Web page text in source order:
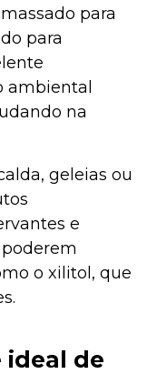
para
para
na
geleias ou
e
o xilitol, que
ideal de